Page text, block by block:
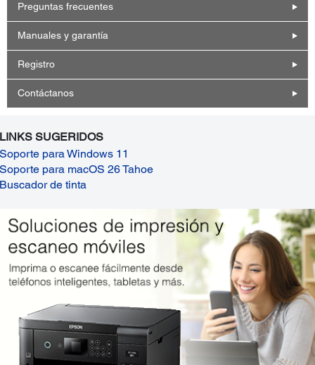
Preguntas frecuentes
Manuales y garantía
Registro
Contáctanos
LINKS SUGERIDOS
Soporte para Windows 11
Soporte para macOS 26 Tahoe
Buscador de tinta